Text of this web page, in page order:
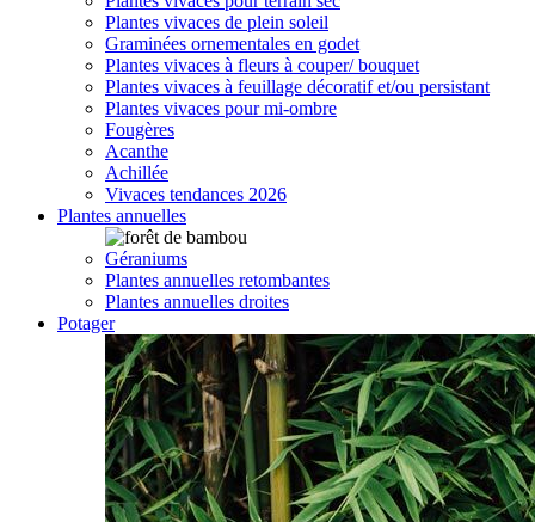
Plantes vivaces de plein soleil
Graminées ornementales en godet
Plantes vivaces à fleurs à couper/ bouquet
Plantes vivaces à feuillage décoratif et/ou persistant
Plantes vivaces pour mi-ombre
Fougères
Acanthe
Achillée
Vivaces tendances 2026
Plantes annuelles
Géraniums
Plantes annuelles retombantes
Plantes annuelles droites
Potager